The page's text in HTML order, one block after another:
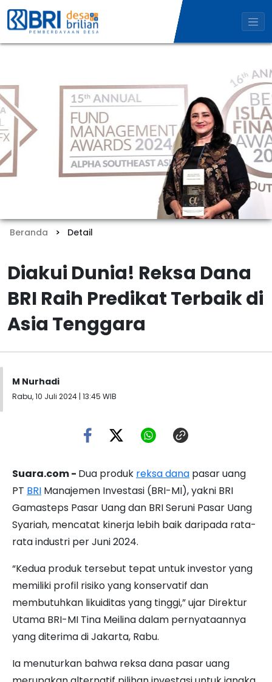
Beranda Detail
Diakui Dunia! Reksa Dana
BRI Raih Predikat Terbaik di
Asia Tenggara
M Nurhadi
Rabu, 10 Juli 2024 | 13:45 WIB
Suara.com - Dua produk reksa dana pasar uang
PT BRI Manajemen Investasi (BRI-MI), yakni BRI
Gamasteps Pasar Uang dan BRI Seruni Pasar Uang
Syariah, mencatat kinerja lebih baik daripada rata-
rata industri per Juni 2024.
“Kedua produk tersebut tepat untuk investor yang
memiliki profil risiko yang konservatif dan
membutuhkan likuiditas yang tinggi,” ujar Direktur
Utama BRI-MI Tina Meilina dalam pernyataannya
yang diterima di Jakarta, Rabu.
Ia menuturkan bahwa reksa dana pasar uang